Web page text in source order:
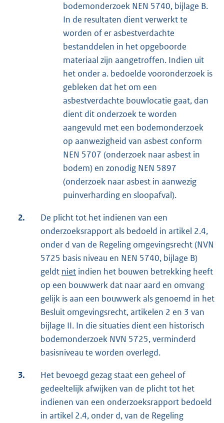
bodemonderzoek NEN 5740, bijlage B.
In de resultaten dient verwerkt te
worden of er asbestverdachte
bestanddelen in het opgeboorde
materiaal zijn aangetroffen. Indien uit
het onder a. bedoelde vooronderzoek is
gebleken dat het om een
asbestverdachte bouwlocatie gaat, dan
dient dit onderzoek te worden
aangevuld met een bodemonderzoek
op aanwezigheid van asbest conform
NEN 5707 (onderzoek naar asbest in
bodem) en zonodig NEN 5897
(onderzoek naar asbest in aanwezig
puinverharding en sloopafval).
2.
De plicht tot het indienen van een
onderzoeksrapport als bedoeld in artikel 2.4,
onder d van de Regeling omgevingsrecht (NVN
5725 basis niveau en NEN 5740, bijlage B)
geldt niet indien het bouwen betrekking heeft
op een bouwwerk dat naar aard en omvang
gelijk is aan een bouwwerk als genoemd in het
Besluit omgevingsrecht, artikelen 2 en 3 van
bijlage II. In die situaties dient een historisch
bodemonderzoek NVN 5725, verminderd
basisniveau te worden overlegd.
3.
Het bevoegd gezag staat een geheel of
gedeeltelijk afwijken van de plicht tot het
indienen van een onderzoeksrapport bedoeld
in artikel 2.4, onder d, van de Regeling